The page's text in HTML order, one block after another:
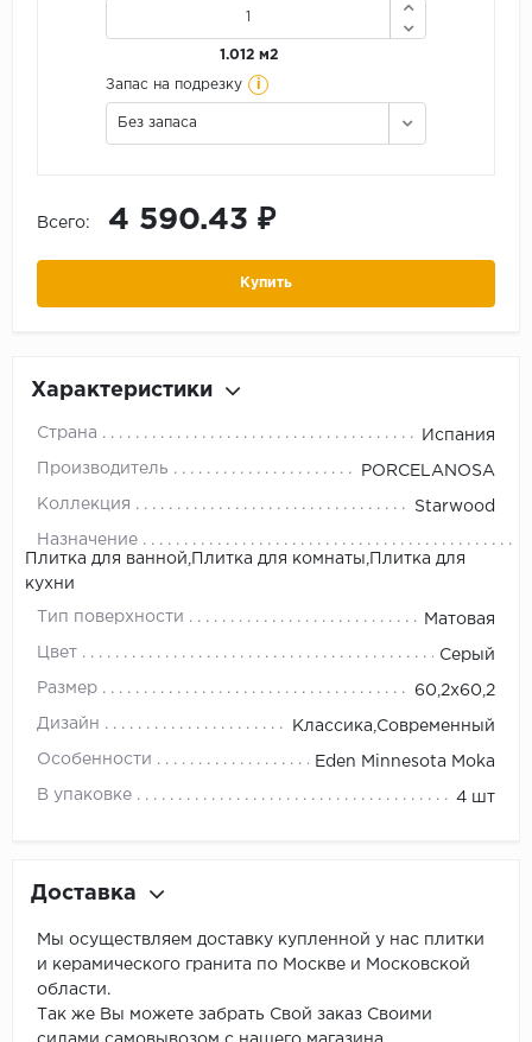
1.012 м2
Запас на подрезку i
Без запаса
Всего: 4 590.43 ₽
Купить
Характеристики
Страна Испания
Производитель PORCELANOSA
Коллекция Starwood
Назначение
Плитка для ванной,Плитка для комнаты,Плитка для
кухни
Тип поверхности Матовая
Цвет Серый
Размер 60,2x60,2
Дизайн Классика,Современный
Особенности Eden Minnesota Moka
В упаковке 4 шт
Доставка
Мы осуществляем доставку купленной у нас плитки
и керамического гранита по Москве и Московской
области.
Так же Вы можете забрать Свой заказ Своими